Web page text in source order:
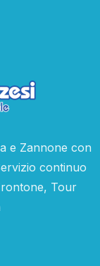
e Zannone con
continuo
Tour